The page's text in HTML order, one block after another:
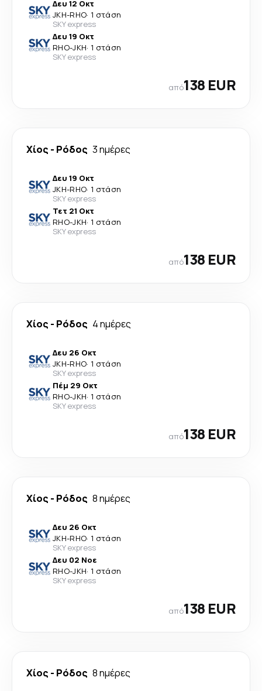
Δευ 12 Οκτ
JKH-RHO· 1 στάση
SKY express
Δευ 19 Οκτ
RHO-JKH· 1 στάση
SKY express
από138 EUR
Χίος - Ρόδος 3 ημέρες
Δευ 19 Οκτ
JKH-RHO· 1 στάση
SKY express
Τετ 21 Οκτ
RHO-JKH· 1 στάση
SKY express
από138 EUR
Χίος - Ρόδος 4 ημέρες
Δευ 26 Οκτ
JKH-RHO· 1 στάση
SKY express
Πέμ 29 Οκτ
RHO-JKH· 1 στάση
SKY express
από138 EUR
Χίος - Ρόδος 8 ημέρες
Δευ 26 Οκτ
JKH-RHO· 1 στάση
SKY express
Δευ 02 Νοε
RHO-JKH· 1 στάση
SKY express
από138 EUR
Χίος - Ρόδος 8 ημέρες